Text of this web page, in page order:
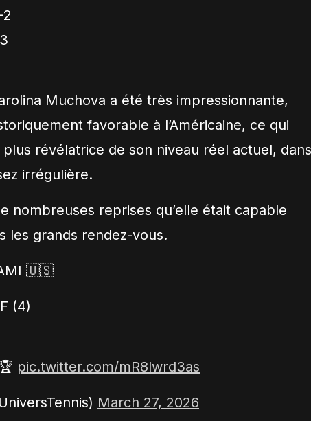
Muchova a été très impressionnante,
favorable à l’Américaine, ce qui
révélatrice de son niveau réel actuel, dans
irrégulière.
nombreuses reprises qu’elle était capable
les grands rendez-vous.
🇺🇸
(4)
pic.twitter.com/mR8lwrd3as
March 27, 2026